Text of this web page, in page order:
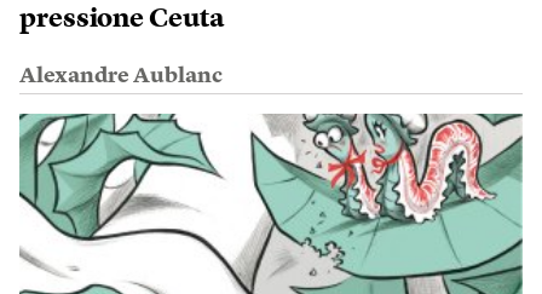
pressione Ceuta
Alexandre Aublanc